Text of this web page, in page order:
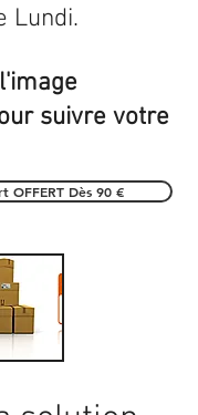
Lundi.
suivre votre
OFFERT Dès 90 €